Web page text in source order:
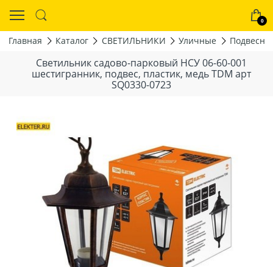
0
Главная Каталог СВЕТИЛЬНИКИ Уличные
Светильник садово-парковый НСУ 06-60-001
шестигранник, подвес, пластик, медь TDM арт
SQ0330-0723